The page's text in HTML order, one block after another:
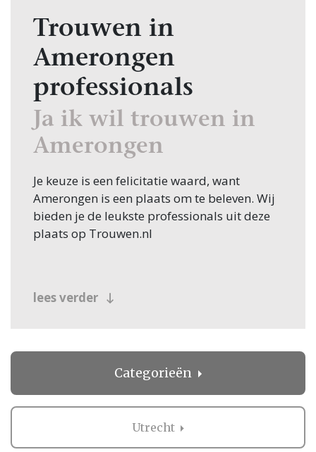
Trouwen in
Amerongen
professionals
Ja ik wil trouwen in
Amerongen
Je keuze is een felicitatie waard, want
Amerongen is een plaats om te beleven. Wij
bieden je de leukste professionals uit deze
plaats op Trouwen.nl
lees verder
Categorieën
Utrecht